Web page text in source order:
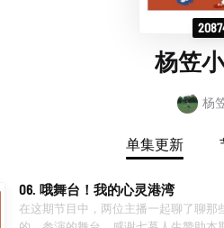
杨笠
杨
单集更新
06. 哦舞台！我的心灵港湾
在这期节目中，两位主播一起聊了聊那